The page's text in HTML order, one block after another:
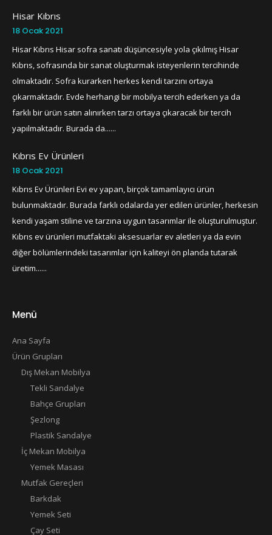
Hisar Kıbrıs
18 Ocak 2021
Hisar Kıbrıs Hisar sofra sanatı düşüncesiyle yola çıkılmış Hisar
Kıbrıs, sofrasında bir sanat oluşturmak isteyenlerin tercihinde
olmaktadır. Sofra kurarken herkes kendi tarzını ortaya
çıkarmaktadır. Evde herhangi bir mobilya tercih ederken ya da
farklı bir ürün satın alınırken tarzı ortaya çıkaracak bir tercih
yapılmaktadır. Burada da......
Kıbrıs Ev Ürünleri
18 Ocak 2021
Kıbrıs Ev Ürünleri Evi ev yapan, birçok tamamlayıcı ürün
bulunmaktadır. Burada farklı odalarda yer edilen ürünler, herkesin
kendi yaşam stiline ve tarzına uygun tasarımlar ile oluşturulmuştur.
Kıbrıs ev ürünleri mutfaktaki aksesuarlar ev aletleri ya da evin
diğer bölümlerindeki tasarımlar için kaliteyi ön planda tutarak
üretim......
Menü
Ana Sayfa
Ürün Grupları
Dış Mekan Mobilya
Tekli Sandalye
Bahçe Grupları
Şezlong
Plastik Sandalye
İç Mekan Mobilya
Yemek Masası
Mutfak Gereçleri
Barkdak
Yemek Seti
Çay Seti